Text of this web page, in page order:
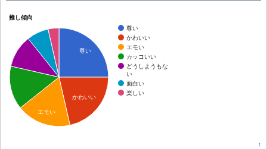
推し傾向
尊い
かわいい
エモい
カッコいい
どうしようもな
い
面白い
楽しい
尊い
かわいい
エモい
↑